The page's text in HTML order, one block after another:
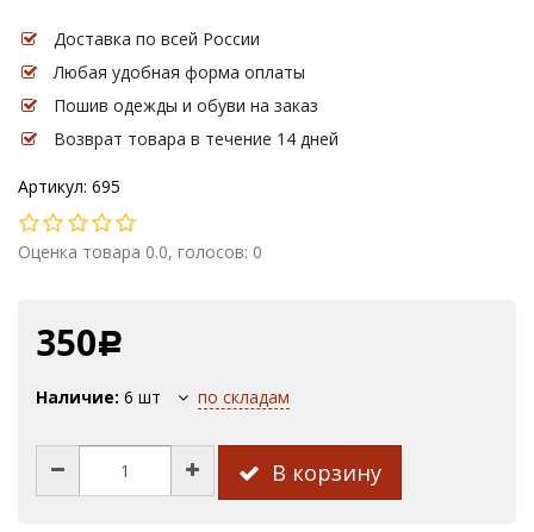
Доставка по всей России
Любая удобная форма оплаты
Пошив одежды и обуви на заказ
Возврат товара в течение 14 дней
Артикул: 695
Оценка товара 0.0, голосов: 0
350Р
Наличие: 6 шт по складам
В корзину